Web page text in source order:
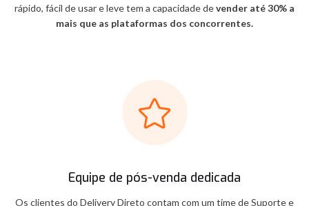
rápido, fácil de usar e leve tem a capacidade devender até 30% a
mais que as plataformas dos concorrentes.
Equipe de pós-venda dedicada
Os clientes do Delivery Direto contam com um time de Suporte e